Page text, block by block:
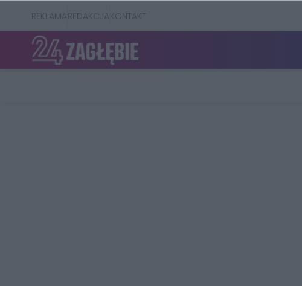
REKLAMAREDAKCJAKONTAKT